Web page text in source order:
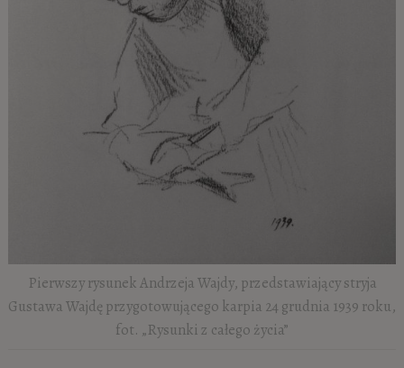
Pierwszy rysunek Andrzeja Wajdy, przedstawiający stryja
Gustawa Wajdę przygotowującego karpia 24 grudnia 1939 roku,
fot. „Rysunki z całego życia”